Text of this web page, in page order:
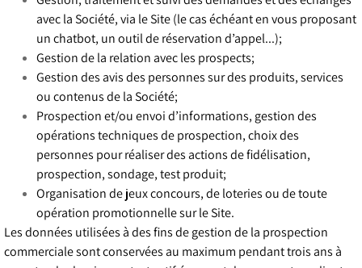
avec la Société, via le Site (le cas échéant en vous proposant
un chatbot, un outil de réservation d’appel...);
Gestion de la relation avec les prospects;
Gestion des avis des personnes sur des produits, services
ou contenus de la Société;
Prospection et/ou envoi d’informations, gestion des
opérations techniques de prospection, choix des
personnes pour réaliser des actions de fidélisation,
prospection, sondage, test produit;
Organisation de jeux concours, de loteries ou de toute
opération promotionnelle sur le Site.
Les données utilisées à des fins de gestion de la prospection
commerciale sont conservées au maximum pendant trois ans à